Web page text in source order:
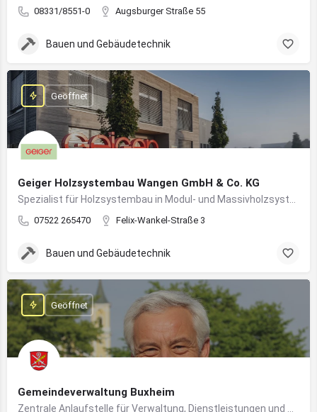
08331/8551-0 Augsburger Straße 55
Bauen und Gebäudetechnik
Geiger Holzsystembau Wangen GmbH & Co. KG
07522 265470 Felix-Wankel-Straße 3
Geöffnet
Bauen und Gebäudetechnik
Gemeindeverwaltung Buxheim
Geöffnet